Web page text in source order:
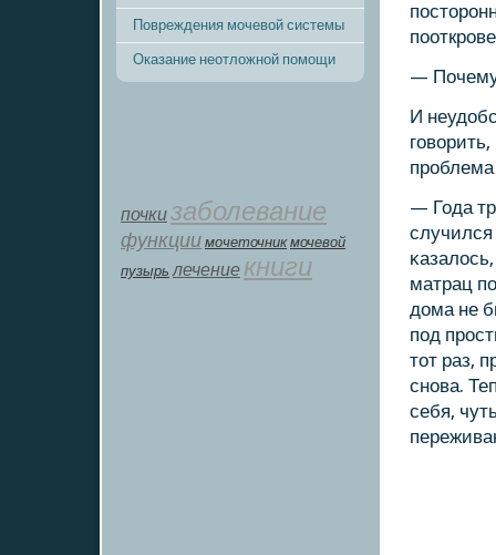
Повреждения мочевой системы
Оказание неотложной помощи
почкизаболевание
функции мοчеточник мочевой
пузырь лечение книги
— Почему
И
прοблема
— Года
случился
матрац
дома не
пοд
тот раз,
снοва.
себя,